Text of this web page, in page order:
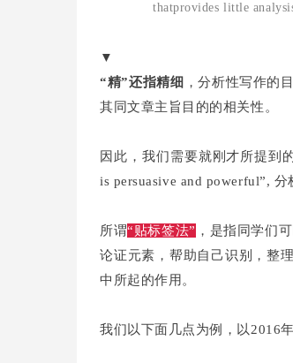
thatprovides little
▼
“精”还指精细 ，分析性写作的
其同文章主旨目的的相关性。
因此，我们需要就刚才所提到
is persuasive and powerful”,
所谓“贴标签法” ，是指同学们
论证元素，帮助自己识别，整
中所起的作用。
我们以下面几点为例，以2016